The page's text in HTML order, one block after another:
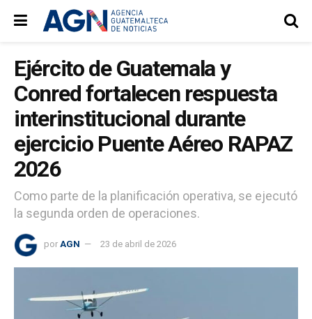
Ejército de Guatemala y
Conred fortalecen respuesta
interinstitucional durante
ejercicio Puente Aéreo RAPAZ
2026
Como parte de la planificación operativa, se ejecutó
la segunda orden de operaciones.
por AGN 23 de abril de 2026